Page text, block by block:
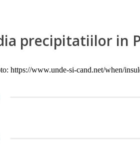
precipitatiilor in
https://www.unde-si-cand.net/when/